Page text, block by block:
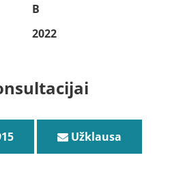
B
2022
Užklausa